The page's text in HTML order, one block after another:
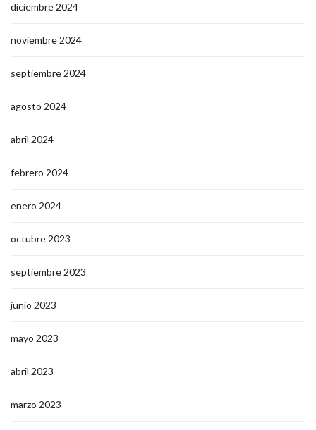
diciembre 2024
noviembre 2024
septiembre 2024
agosto 2024
abril 2024
febrero 2024
enero 2024
octubre 2023
septiembre 2023
junio 2023
mayo 2023
abril 2023
marzo 2023